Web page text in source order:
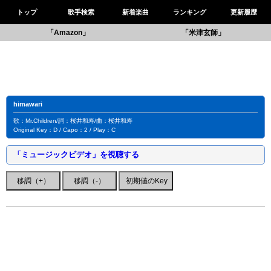
トップ 歌手検索 新着楽曲 ランキング 更新履歴
「Amazon」 「米津玄師」
himawari
歌：Mr.Children/詞：桜井和寿/曲：桜井和寿
Original Key：D / Capo：2 / Play：C
「ミュージックビデオ」を視聴する